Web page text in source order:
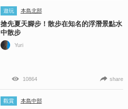
遊玩 本島北部
搶先夏天腳步！散步在知名的浮潛景點水
中散步
Yuri
10864 share
觀賞 本島中部